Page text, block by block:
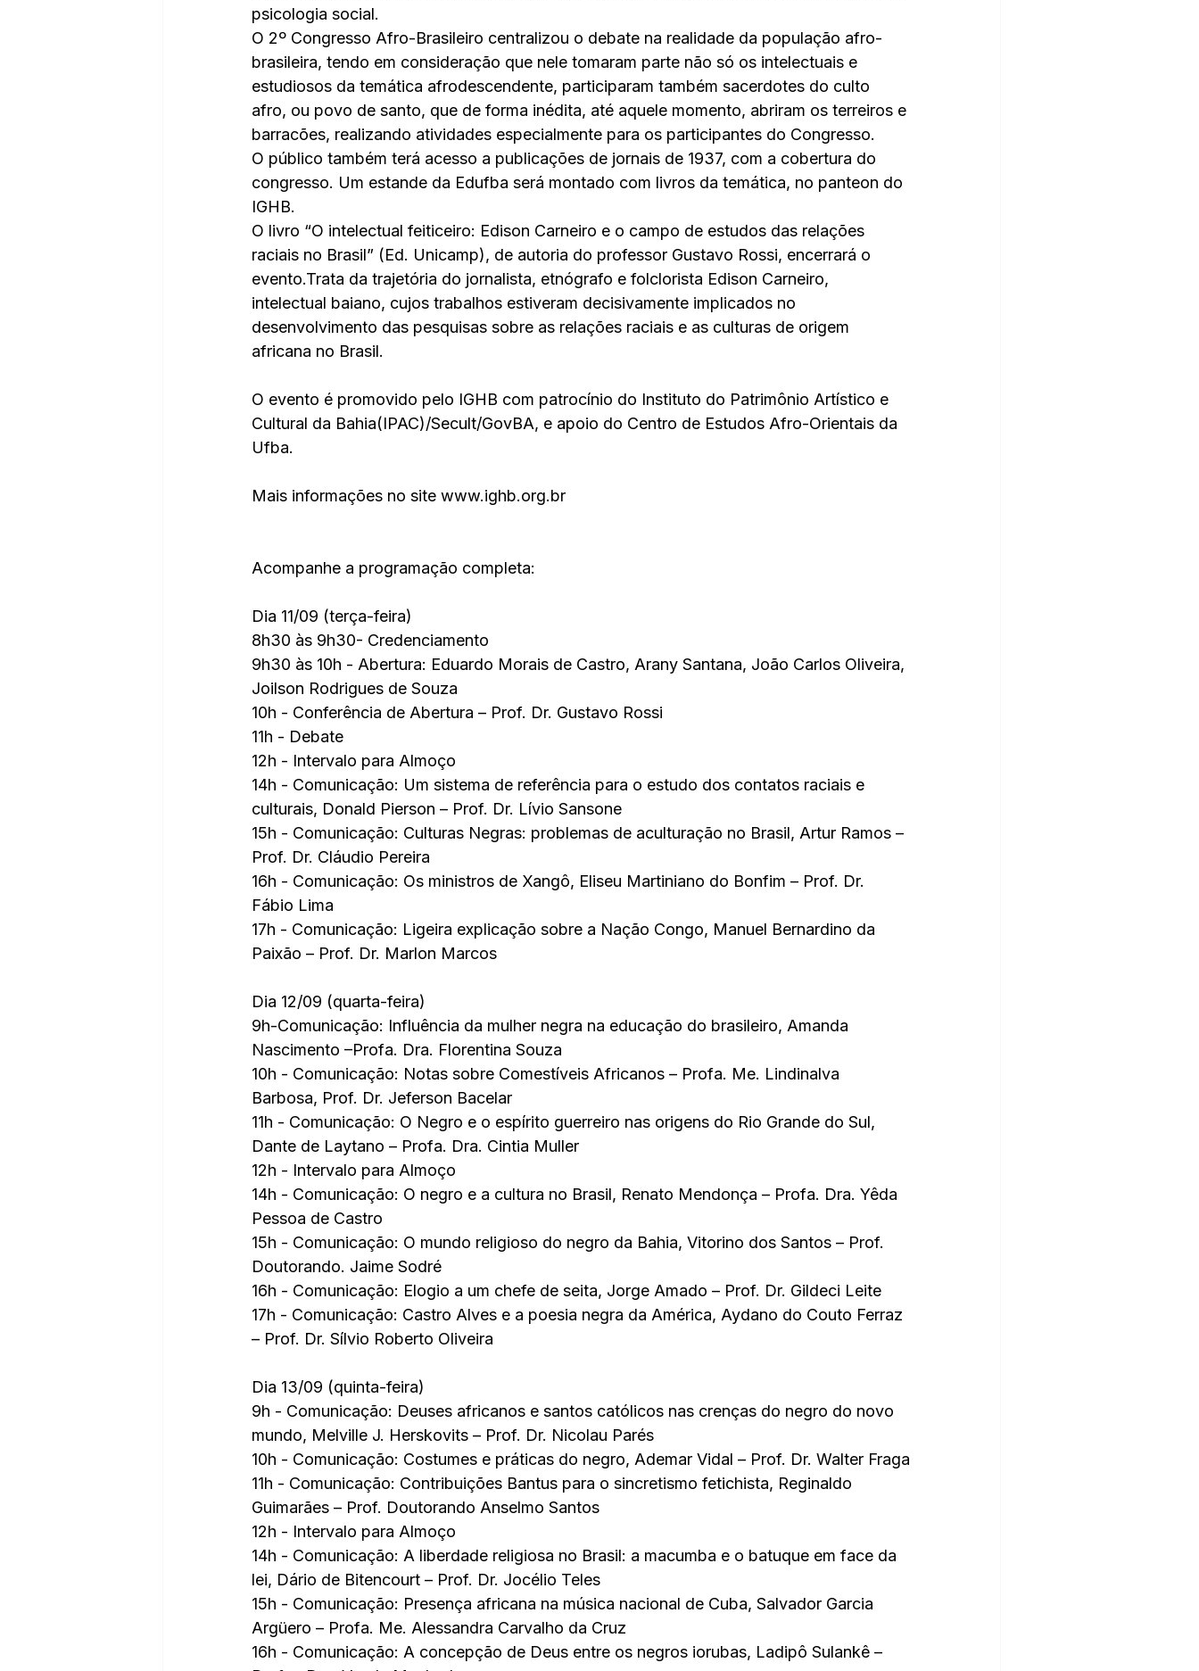
psicologia social.
O 2º Congresso Afro-Brasileiro centralizou o debate na realidade da população afro-
brasileira, tendo em consideração que nele tomaram parte não só os intelectuais e
estudiosos da temática afrodescendente, participaram também sacerdotes do culto
afro, ou povo de santo, que de forma inédita, até aquele momento, abriram os terreiros e
barracões, realizando atividades especialmente para os participantes do Congresso.
O público também terá acesso a publicações de jornais de 1937, com a cobertura do
congresso. Um estande da Edufba será montado com livros da temática, no panteon do
IGHB.
O livro “O intelectual feiticeiro: Edison Carneiro e o campo de estudos das relações
raciais no Brasil” (Ed. Unicamp), de autoria do professor Gustavo Rossi, encerrará o
evento.Trata da trajetória do jornalista, etnógrafo e fol­clo­rista Edison Carneiro,
intelectual baiano, cujos trabalhos esti­veram decisivamente implicados no
desenvolvimento das pesquisas sobre as relações raciais e as culturas de origem
africana no Brasil.
O evento é promovido pelo IGHB com patrocínio do Instituto do Patrimônio Artístico e
Cultural da Bahia(IPAC)/Secult/GovBA, e apoio do Centro de Estudos Afro-Orientais da
Ufba.
Mais informações no site www.ighb.org.br
Acompanhe a programação completa:
Dia 11/09 (terça-feira)
8h30 às 9h30- Credenciamento
9h30 às 10h - Abertura: Eduardo Morais de Castro, Arany Santana, João Carlos Oliveira,
Joilson Rodrigues de Souza
10h - Conferência de Abertura – Prof. Dr. Gustavo Rossi
11h - Debate
12h - Intervalo para Almoço
14h - Comunicação: Um sistema de referência para o estudo dos contatos raciais e
culturais, Donald Pierson – Prof. Dr. Lívio Sansone
15h - Comunicação: Culturas Negras: problemas de aculturação no Brasil, Artur Ramos –
Prof. Dr. Cláudio Pereira
16h - Comunicação: Os ministros de Xangô, Eliseu Martiniano do Bonfim – Prof. Dr.
Fábio Lima
17h - Comunicação: Ligeira explicação sobre a Nação Congo, Manuel Bernardino da
Paixão – Prof. Dr. Marlon Marcos
Dia 12/09 (quarta-feira)
9h-Comunicação: Influência da mulher negra na educação do brasileiro, Amanda
Nascimento –Profa. Dra. Florentina Souza
10h - Comunicação: Notas sobre Comestíveis Africanos – Profa. Me. Lindinalva
Barbosa, Prof. Dr. Jeferson Bacelar
11h - Comunicação: O Negro e o espírito guerreiro nas origens do Rio Grande do Sul,
Dante de Laytano – Profa. Dra. Cintia Muller
12h - Intervalo para Almoço
14h - Comunicação: O negro e a cultura no Brasil, Renato Mendonça – Profa. Dra. Yêda
Pessoa de Castro
15h - Comunicação: O mundo religioso do negro da Bahia, Vitorino dos Santos – Prof.
Doutorando. Jaime Sodré
16h - Comunicação: Elogio a um chefe de seita, Jorge Amado – Prof. Dr. Gildeci Leite
17h - Comunicação: Castro Alves e a poesia negra da América, Aydano do Couto Ferraz
– Prof. Dr. Sílvio Roberto Oliveira
Dia 13/09 (quinta-feira)
9h - Comunicação: Deuses africanos e santos católicos nas crenças do negro do novo
mundo, Melville J. Herskovits – Prof. Dr. Nicolau Parés
10h - Comunicação: Costumes e práticas do negro, Ademar Vidal – Prof. Dr. Walter Fraga
11h - Comunicação: Contribuições Bantus para o sincretismo fetichista, Reginaldo
Guimarães – Prof. Doutorando Anselmo Santos
12h - Intervalo para Almoço
14h - Comunicação: A liberdade religiosa no Brasil: a macumba e o batuque em face da
lei, Dário de Bitencourt – Prof. Dr. Jocélio Teles
15h - Comunicação: Presença africana na música nacional de Cuba, Salvador Garcia
Argüero – Profa. Me. Alessandra Carvalho da Cruz
16h - Comunicação: A concepção de Deus entre os negros iorubas, Ladipô Sulankê –